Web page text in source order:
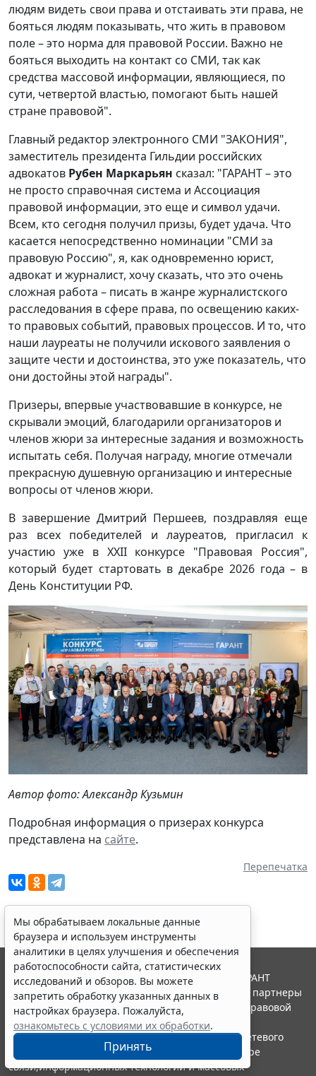
людям видеть свои права и отстаивать эти права, не
бояться людям показывать, что жить в правовом
поле – это норма для правовой России. Важно не
бояться выходить на контакт со СМИ, так как
средства массовой информации, являющиеся, по
сути, четвертой властью, помогают быть нашей
стране правовой".
Главный редактор электронного СМИ "ЗАКОНИЯ",
заместитель президента Гильдии российских
адвокатов Рубен Маркарьян сказал: "ГАРАНТ – это
не просто справочная система и Ассоциация
правовой информации, это еще и символ удачи.
Всем, кто сегодня получил призы, будет удача. Что
касается непосредственно номинации "СМИ за
правовую Россию", я, как одновременно юрист,
адвокат и журналист, хочу сказать, что это очень
сложная работа – писать в жанре журналистского
расследования в сфере права, по освещению каких-
то правовых событий, правовых процессов. И то, что
наши лауреаты не получили искового заявления о
защите чести и достоинства, это уже показатель, что
они достойны этой награды".
Призеры, впервые участвовавшие в конкурсе, не
скрывали эмоций, благодарили организаторов и
членов жюри за интересные задания и возможность
испытать себя. Получая награду, многие отмечали
прекрасную душевную организацию и интересные
вопросы от членов жюри.
В завершение Дмитрий Першеев, поздравляя еще
раз всех победителей и лауреатов, пригласил к
участию уже в ХХII конкурсе "Правовая Россия",
который будет стартовать в декабре 2026 года – в
День Конституции РФ.
Автор фото: Александр Кузьмин
Подробная информация о призерах конкурса
представлена на сайте.
Перепечатка
Мы обрабатываем локальные данные
браузера и используем инструменты
аналитики в целях улучшения и обеспечения
работоспособности сайта, статистических
исследований и обзоров. Вы можете
запретить обработку указанных данных в
настройках браузера. Пожалуйста,
ознакомьтесь с условиями их обработки.
Принять
© ООО "НПП "ГАРАНТ-СЕРВИС", 2026. Система ГАРАНТ
выпускается с 1990 года. Компания "Гарант" и ее партнеры
являются участниками Российской ассоциации правовой
информации ГАРАНТ.
Портал ГАРАНТ.РУ зарегистрирован в качестве сетевого
издания Федеральной службой по надзору в сфере
связи,информационных технологий и массовых